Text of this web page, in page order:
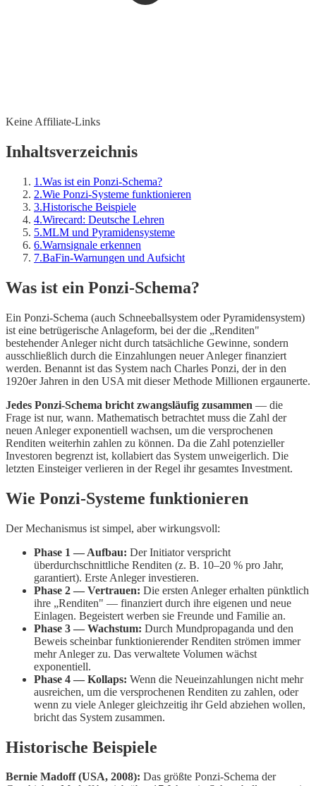
Keine Affiliate-Links
Inhaltsverzeichnis
1 .Was ist ein Ponzi-Schema?
2.Wie Ponzi-Systeme funktionieren
3.Historische Beispiele
4.Wirecard: Deutsche Lehren
5.MLM und Pyramidensysteme
6.Warnsignale erkennen
7.BaFin-Warnungen und Aufsicht
Was ist ein Ponzi-Schema?
Ein Ponzi-Schema (auch Schneeballsystem oder Pyramidensystem)
ist eine betrügerische Anlageform, bei der die „Renditen"
bestehender Anleger nicht durch tatsächliche Gewinne, sondern
ausschließlich durch die Einzahlungen neuer Anleger finanziert
werden. Benannt ist das System nach Charles Ponzi, der in den
1920er Jahren in den USA mit dieser Methode Millionen ergaunerte.
Jedes Ponzi-Schema bricht zwangsläufig zusammen — die
Frage ist nur, wann. Mathematisch betrachtet muss die Zahl der
neuen Anleger exponentiell wachsen, um die versprochenen
Renditen weiterhin zahlen zu können. Da die Zahl potenzieller
Investoren begrenzt ist, kollabiert das System unweigerlich. Die
letzten Einsteiger verlieren in der Regel ihr gesamtes Investment.
Wie Ponzi-Systeme funktionieren
Der Mechanismus ist simpel, aber wirkungsvoll:
Phase 1 — Aufbau: Der Initiator verspricht
überdurchschnittliche Renditen (z. B. 10–20 % pro Jahr,
garantiert). Erste Anleger investieren.
Phase 2 — Vertrauen: Die ersten Anleger erhalten pünktlich
ihre „Renditen" — finanziert durch ihre eigenen und neue
Einlagen. Begeistert werben sie Freunde und Familie an.
Phase 3 — Wachstum: Durch Mundpropaganda und den
Beweis scheinbar funktionierender Renditen strömen immer
mehr Anleger zu. Das verwaltete Volumen wächst
exponentiell.
Phase 4 — Kollaps: Wenn die Neueinzahlungen nicht mehr
ausreichen, um die versprochenen Renditen zu zahlen, oder
wenn zu viele Anleger gleichzeitig ihr Geld abziehen wollen,
bricht das System zusammen.
Historische Beispiele
Bernie Madoff (USA, 2008): Das größte Ponzi-Schema der